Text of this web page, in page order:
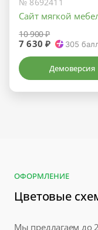
Сайт мягкой
10 900 ₽
7 630 ₽ 305
Демоверсия
ОФОРМЛЕНИЕ
Цветовые
Мы предлагаем до